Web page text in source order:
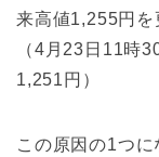
来高値1,255円を
（4月23日11時
1,251円）
この原因の1つに